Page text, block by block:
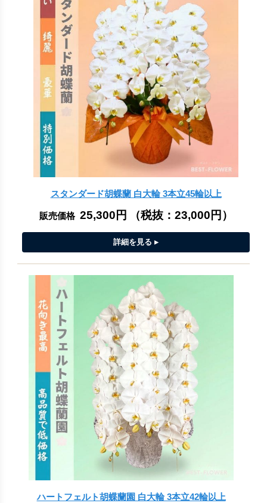
スタンダード胡蝶蘭 白大輪 3本立45輪以上
販売価格 25,300円 （税抜： 23,000円 ）
ハートフェルト胡蝶蘭園 白大輪 3本立42輪以上